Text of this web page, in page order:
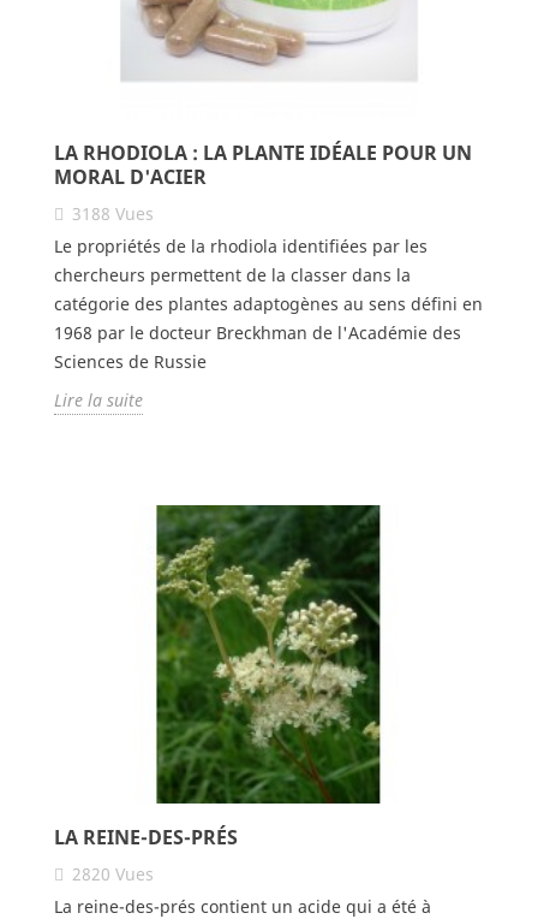
LA RHODIOLA : LA PLANTE IDÉALE POUR UN
MORAL D'ACIER
3188 Vues
Le propriétés de la rhodiola identifiées par les
chercheurs permettent de la classer dans la
catégorie des plantes adaptogènes au sens défini en
1968 par le docteur Breckhman de l'Académie des
Sciences de Russie
Lire la suite
LA REINE-DES-PRÉS
2820 Vues
La reine-des-prés contient un acide qui a été à